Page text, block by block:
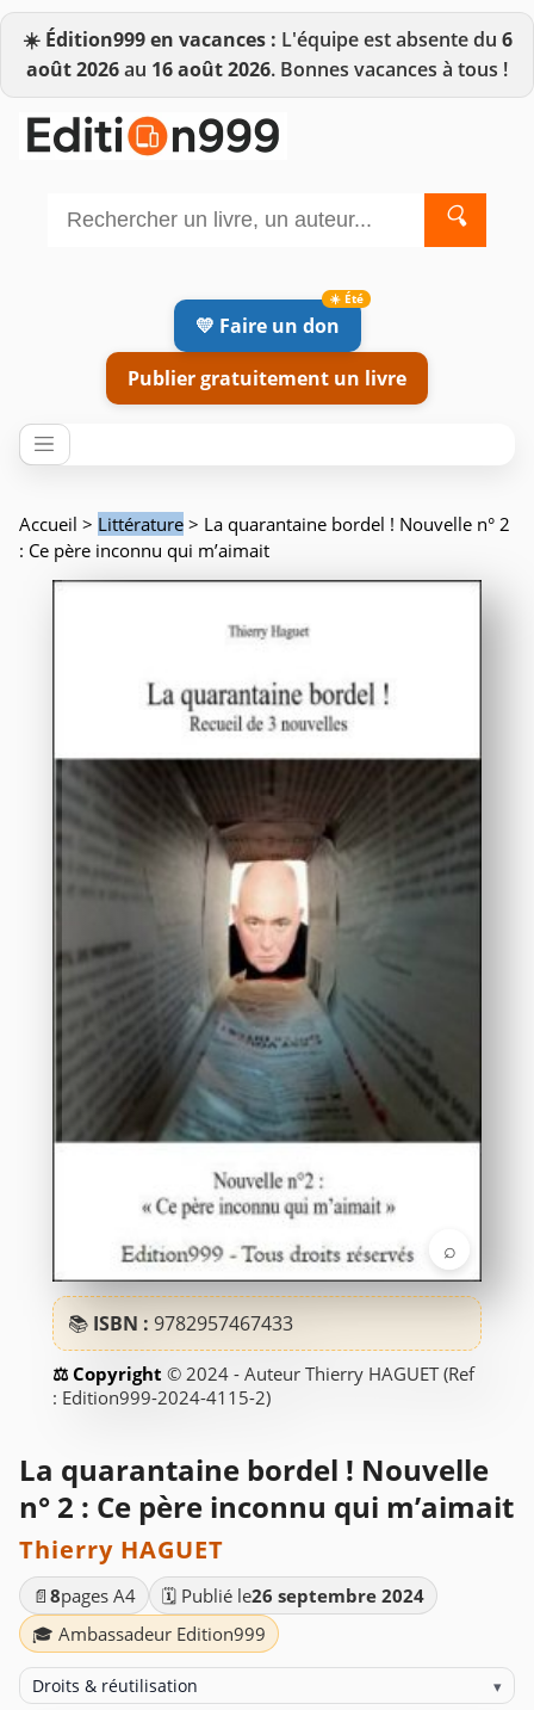
☀️ Édition999 en vacances : L'équipe est absente du 6
août 2026au 16 août 2026. Bonnes vacances à tous !
🔍
💛 Faire un don
Publier gratuitement un livre
Accueil > Littérature > La quarantaine bordel ! Nouvelle n° 2
: Ce père inconnu qui m’aimait
⌕
📚 ISBN : 9782957467433
© 2024 - Auteur Thierry HAGUET (Ref
: Edition999-2024-4115-2)
La quarantaine bordel ! Nouvelle
n° 2 : Ce père inconnu qui m’aimait
Thierry HAGUET
📄 8pages A4 🗓️ Publié le26 septembre 2024
🎓 Ambassadeur Edition999
Droits & réutilisation ▾